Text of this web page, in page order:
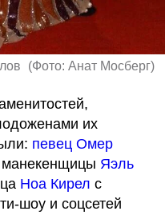
(Фото: Анат Мосберг)
их
певец Омер
Яэль
Ноа Кирел с
шоу и соцсетей